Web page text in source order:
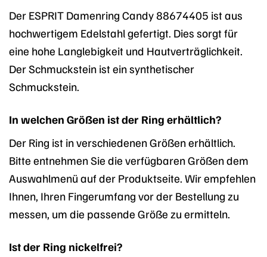
Der ESPRIT Damenring Candy 88674405 ist aus
hochwertigem Edelstahl gefertigt. Dies sorgt für
eine hohe Langlebigkeit und Hautverträglichkeit.
Der Schmuckstein ist ein synthetischer
Schmuckstein.
In welchen Größen ist der Ring erhältlich?
Der Ring ist in verschiedenen Größen erhältlich.
Bitte entnehmen Sie die verfügbaren Größen dem
Auswahlmenü auf der Produktseite. Wir empfehlen
Ihnen, Ihren Fingerumfang vor der Bestellung zu
messen, um die passende Größe zu ermitteln.
Ist der Ring nickelfrei?